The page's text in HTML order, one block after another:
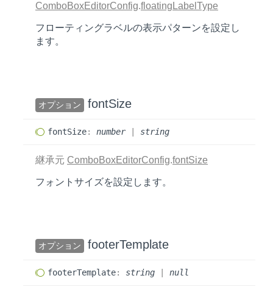
ComboBoxEditorConfig.floatingLabelType
フローティングラベルの表示パターンを設定し
ます。
オプション fontSize
fontSize: number| string
継承元 ComboBoxEditorConfig.fontSize
フォントサイズを設定します。
オプション footerTemplate
footerTemplate: string null